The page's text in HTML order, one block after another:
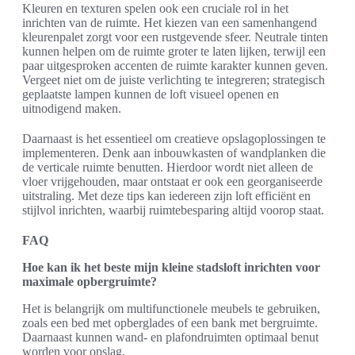
Kleuren en texturen spelen ook een cruciale rol in het
inrichten van de ruimte. Het kiezen van een samenhangend
kleurenpalet zorgt voor een rustgevende sfeer. Neutrale tinten
kunnen helpen om de ruimte groter te laten lijken, terwijl een
paar uitgesproken accenten de ruimte karakter kunnen geven.
Vergeet niet om de juiste verlichting te integreren; strategisch
geplaatste lampen kunnen de loft visueel openen en
uitnodigend maken.
Daarnaast is het essentieel om creatieve opslagoplossingen te
implementeren. Denk aan inbouwkasten of wandplanken die
de verticale ruimte benutten. Hierdoor wordt niet alleen de
vloer vrijgehouden, maar ontstaat er ook een georganiseerde
uitstraling. Met deze tips kan iedereen zijn loft efficiënt en
stijlvol inrichten, waarbij ruimtebesparing altijd voorop staat.
FAQ
Hoe kan ik het beste mijn kleine stadsloft inrichten voor
maximale opbergruimte?
Het is belangrijk om multifunctionele meubels te gebruiken,
zoals een bed met opberglades of een bank met bergruimte.
Daarnaast kunnen wand- en plafondruimten optimaal benut
worden voor opslag.